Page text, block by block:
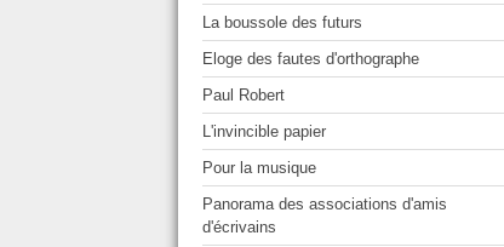
La boussole des futurs
Eloge des fautes d'orthographe
Paul Robert
L'invincible papier
Pour la musique
Panorama des associations d'amis
d'écrivains